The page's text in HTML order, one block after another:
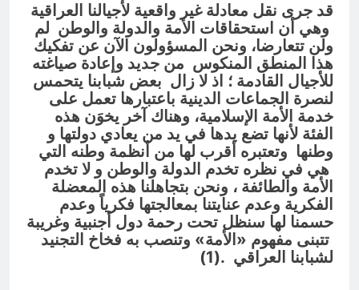
قد جرى نقل معادلة غير واقعية لأجيالنا العراقية
وهي أن استحقاقات الأمة والدولة والوطن لم
ولن تتعارضا، ونحن المسؤولون الآن عن تفكيك
هذا المنطق المنكوس من جديد وإعادة صياغته
للأجيال القادمة ؛ اذ لا زال بعض شبابنا يتحمس
لنصرة الجماعات الدينية باعتبارها تعمل على
خدمة الأمة الإسلامية، وهناك آخر يخوَن هذه
الفئة لأنها تضع يدها في يد من يعادي دولتها و
وطنها وتعتبره أقرب لها من أنظمة وطنه التي
هي في نظره تخدم الدولة والوطن و لا تخدم
الأمة والطائفة ، ونحن بتجاهلنا هذه المعضلة
الفكرية وعدم عنايتنا بمعالجتها فكرياً وعدم
حسمنا لها سنظل تحت رحمة دول أجنبية وغريبة
تتبنى مفهوم «الأمة» وتنصب به فخاخ التجنيد
لشبابنا العراقي .(1)